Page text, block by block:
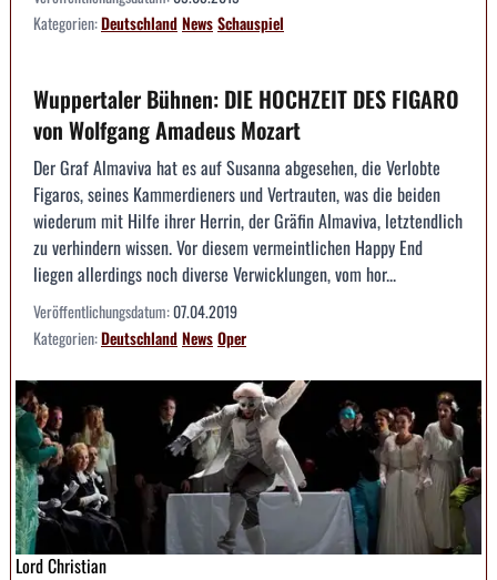
Kategorien:DeutschlandNewsSchauspiel
Wuppertaler Bühnen: DIE HOCHZEIT DES FIGARO
von Wolfgang Amadeus Mozart
Der Graf Almaviva hat es auf Susanna abgesehen, die Verlobte
Figaros, seines Kammerdieners und Vertrauten, was die beiden
wiederum mit Hilfe ihrer Herrin, der Gräfin Almaviva, letztendlich
zu verhindern wissen. Vor diesem vermeintlichen Happy End
liegen allerdings noch diverse Verwicklungen, vom hor...
Veröffentlichungsdatum:07.04.2019
Kategorien:DeutschlandNewsOper
Lord Christian